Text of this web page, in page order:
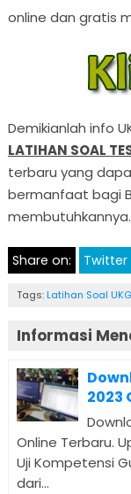
online dan gratis
Demikianlah info
LATIHAN SOAL
terbaru yang
bermanfaat bagi
Share on: Twitter
Tags: Latihan Soal UKG
Informasi
2023
Online Terbaru.
Uji Kompetensi
dari...